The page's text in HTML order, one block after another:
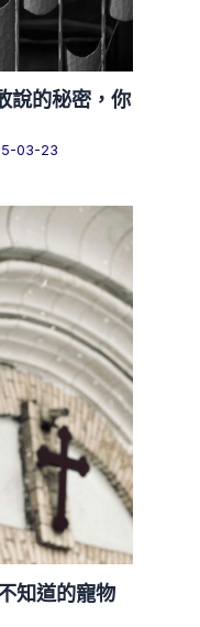
說的秘密，你
03-23
知道的寵物